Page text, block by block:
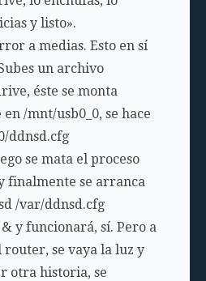
y listo».
a medias. Esto en sí
un archivo
éste se monta
en /mnt/usb0_0, se hace
ddnsd.cfg
se mata el proceso
finalmente se arranca
/var/ddnsd.cfg
&y funcionará, sí. Pero a
se vaya la luz y
otra historia, se